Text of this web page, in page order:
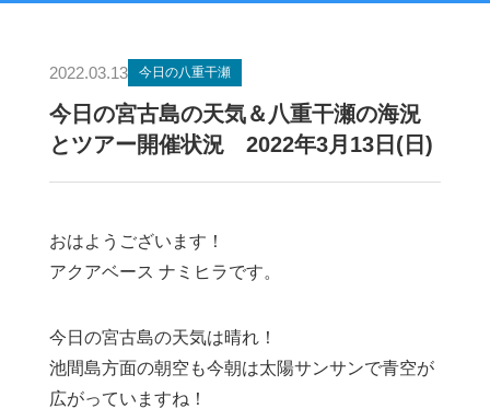
2022.03.13 今日の八重干瀬
今日の宮古島の天気＆八重干瀬の海況
とツアー開催状況 2022年3月13日(日)
おはようございます！
アクアベース ナミヒラです。
今日の宮古島の天気は晴れ！
池間島方面の朝空も今朝は太陽サンサンで青空が
広がっていますね！